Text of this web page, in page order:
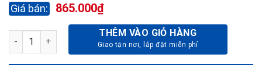
865.000₫
TỦ TÀI LIỆU ATHENA GIÁ TỐT AT880DR số lượng
THÊM VÀO GIỎ HÀNG